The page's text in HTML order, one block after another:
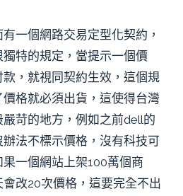
個網路交易定型化契約，
特的規定，當提示一個價
，就視同契約生效，這個規
格就必須出貨，這使得台灣
苛的地方，例如之前dell的
辦法不標示價格，沒有科技可
一個網站上架100萬個商
改20次價格，這要完全不出